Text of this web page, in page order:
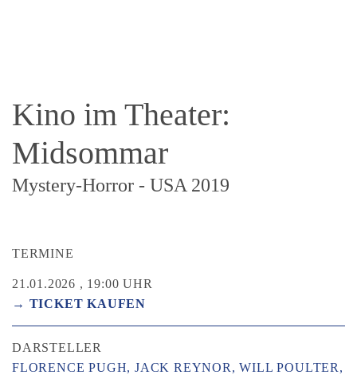
Kino im Theater:
Midsommar
Mystery-Horror - USA 2019
TERMINE
21.01.2026 , 19:00 UHR
→ TICKET KAUFEN
DARSTELLER
FLORENCE PUGH, JACK REYNOR, WILL POULTER,